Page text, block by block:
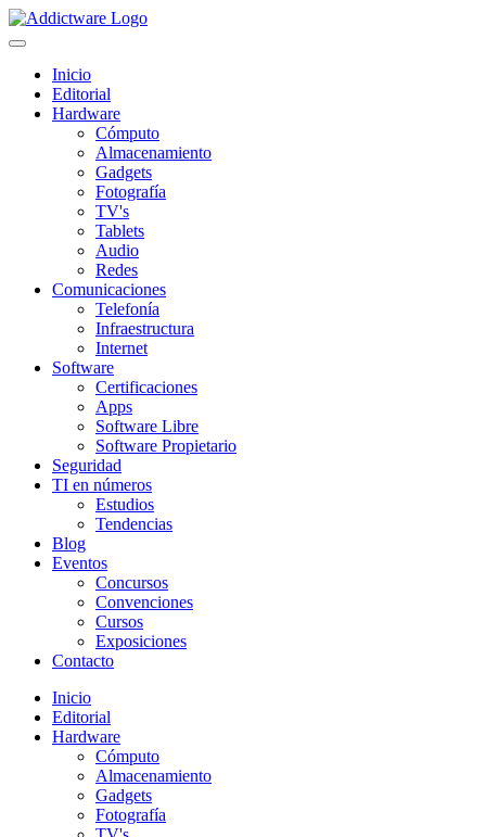
Inicio
Editorial
Hardware
Cómputo
Almacenamiento
Gadgets
Fotografía
TV's
Tablets
Audio
Redes
Comunicaciones
Telefonía
Infraestructura
Internet
Software
Certificaciones
Apps
Software Libre
Software Propietario
Seguridad
TI en números
Estudios
Tendencias
Blog
Eventos
Concursos
Convenciones
Cursos
Exposiciones
Contacto
Inicio
Editorial
Hardware
Cómputo
Almacenamiento
Gadgets
Fotografía